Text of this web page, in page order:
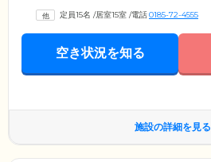
定員15名 /居室15室 /電話0185-72-4555
空き状況を知る
施設の詳細を見る